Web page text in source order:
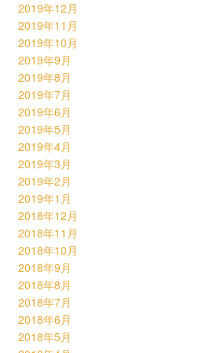
2019年12月
2019年11月
2019年10月
2019年9月
2019年8月
2019年7月
2019年6月
2019年5月
2019年4月
2019年3月
2019年2月
2019年1月
2018年12月
2018年11月
2018年10月
2018年9月
2018年8月
2018年7月
2018年6月
2018年5月